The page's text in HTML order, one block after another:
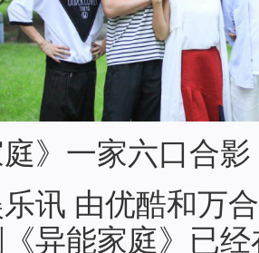
庭》一家六口合影
讯 由优酷和万
异能家庭》已